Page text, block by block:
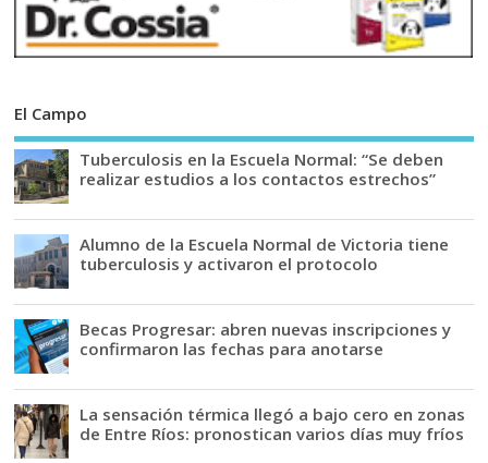
El Campo
Tuberculosis en la Escuela Normal: “Se deben
realizar estudios a los contactos estrechos”
Alumno de la Escuela Normal de Victoria tiene
tuberculosis y activaron el protocolo
Becas Progresar: abren nuevas inscripciones y
confirmaron las fechas para anotarse
La sensación térmica llegó a bajo cero en zonas
de Entre Ríos: pronostican varios días muy fríos